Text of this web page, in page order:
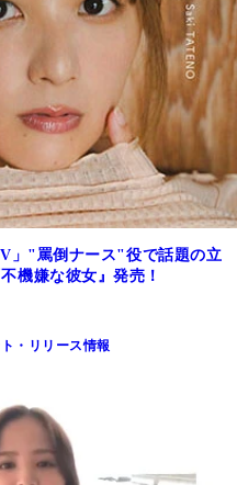
」"罵倒ナース"役で話題の立
機嫌な彼女』発売！
・リリース情報